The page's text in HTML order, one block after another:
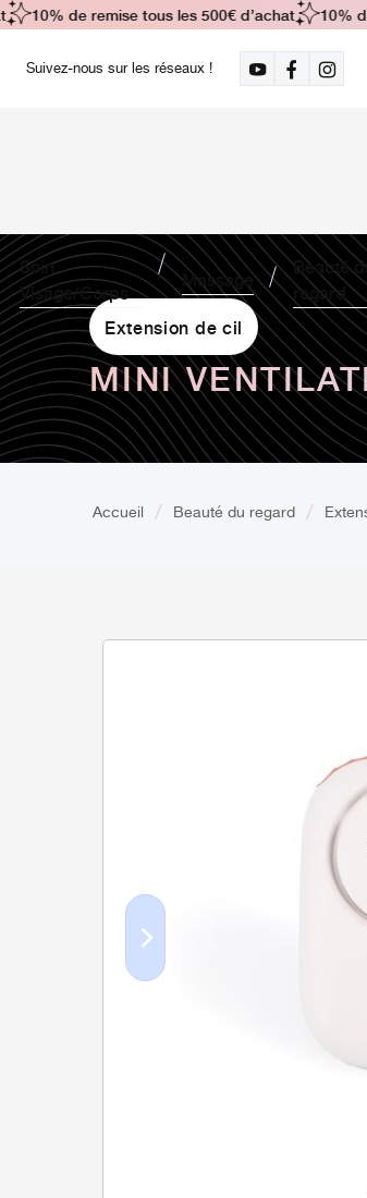
Suivez-nous sur les réseaux !
Soin
Visage/Corps
Massage
Beauté
regard
10% de remise tous les 500€ d’achat 10% de
Extension de cil
MINI
Accueil Beauté du regard
Previous